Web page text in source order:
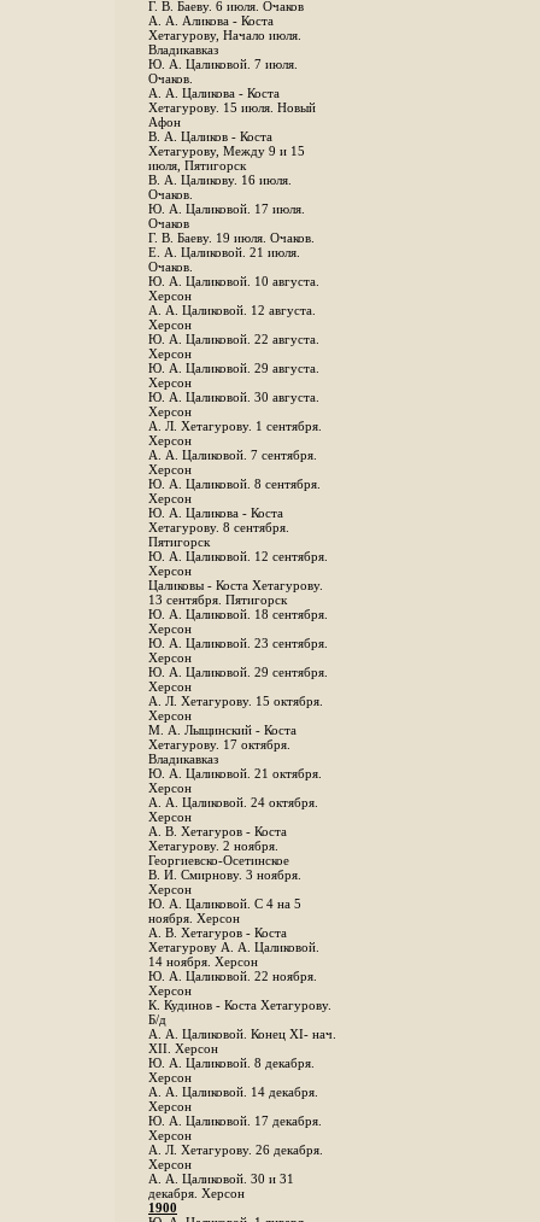
Г. В. Баеву. 6 июля. Очаков
А. А. Аликова - Коста
Хетагурову, Начало июля.
Владикавказ
Ю. А. Цаликовой. 7 июля.
Очаков.
А. А. Цаликова - Коста
Хетагурову. 15 июля. Новый
Афон
В. А. Цаликов - Коста
Хетагурову, Между 9 и 15
июля, Пятигорск
В. А. Цаликову. 16 июля.
Очаков.
Ю. А. Цаликовой. 17 июля.
Очаков
Г. В. Баеву. 19 июля. Очаков.
Е. А. Цаликовой. 21 июля.
Очаков.
Ю. А. Цаликовой. 10 августа.
Херсон
А. А. Цаликовой. 12 августа.
Херсон
Ю. А. Цаликовой. 22 августа.
Херсон
Ю. А. Цаликовой. 29 августа.
Херсон
Ю. А. Цаликовой. 30 августа.
Херсон
А. Л. Хетагурову. 1 сентября.
Херсон
А. А. Цаликовой. 7 сентября.
Херсон
Ю. А. Цаликовой. 8 сентября.
Херсон
Ю. А. Цаликова - Коста
Хетагурову. 8 сентября.
Пятигорск
Ю. А. Цаликовой. 12 сентября.
Херсон
Цаликовы - Коста Хетагурову.
13 сентября. Пятигорск
Ю. А. Цаликовой. 18 сентября.
Херсон
Ю. А. Цаликовой. 23 сентября.
Херсон
Ю. А. Цаликовой. 29 сентября.
Херсон
А. Л. Хетагурову. 15 октября.
Херсон
М. А. Лыщинский - Коста
Хетагурову. 17 октября.
Владикавказ
Ю. А. Цаликовой. 21 октября.
Херсон
А. А. Цаликовой. 24 октября.
Херсон
A. В. Хетагуров - Коста
Хетагурову. 2 ноября.
Георгиевско-Осетинское
B. И. Смирнову. 3 ноября.
Херсон
Ю. А. Цаликовой. С 4 на 5
ноября. Херсон
А. В. Хетагуров - Коста
Хетагурову А. А. Цаликовой.
14 ноября. Херсон
Ю. А. Цаликовой. 22 ноября.
Херсон
К. Кудинов - Коста Хетагурову.
Б/д
А. А. Цаликовой. Конец XI- нач.
XII. Херсон
Ю. А. Цаликовой. 8 декабря.
Херсон
А. А. Цаликовой. 14 декабря.
Херсон
Ю. А. Цаликовой. 17 декабря.
Херсон
А. Л. Хетагурову. 26 декабря.
Херсон
А. А. Цаликовой. 30 и 31
декабря. Херсон
1900